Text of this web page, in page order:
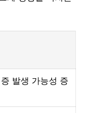
발생 가능성 증